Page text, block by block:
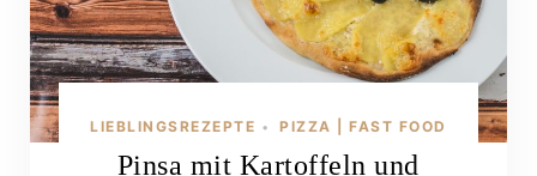
LIEBLINGSREZEPTE • PIZZA | FAST FOOD
Pinsa mit Kartoffeln und